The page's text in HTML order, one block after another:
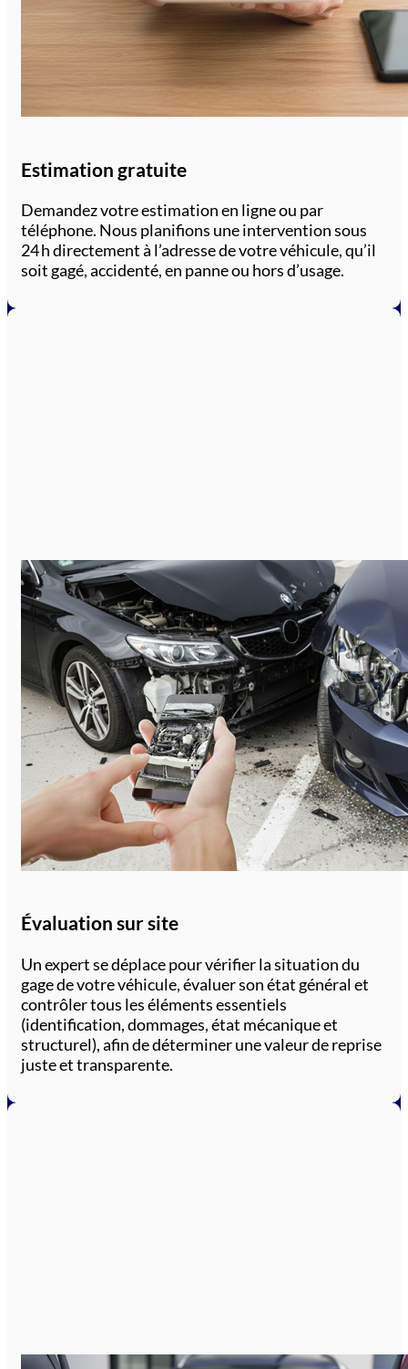
Estimation gratuite
Demandez votre estimation en ligne ou par
téléphone. Nous planifions une intervention sous
24 h directement à l’adresse de votre véhicule, qu’il
soit gagé, accidenté, en panne ou hors d’usage.
Évaluation sur site
Un expert se déplace pour vérifier la situation du
gage de votre véhicule, évaluer son état général et
contrôler tous les éléments essentiels
(identification, dommages, état mécanique et
structurel), afin de déterminer une valeur de reprise
juste et transparente.